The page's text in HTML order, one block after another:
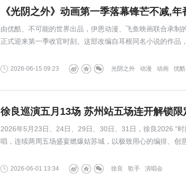
《光阴之外》动画第一季落幕锋芒不减,
由优酷、不可能的世界出品，伊恩动漫、飞鱼映画联合承制
正式迎来第一季收官时刻。这部改编自耳根同名小说的作品
流媒体的广泛认可，为国漫在题材拓维与文化表达上探出一
2026-06-15 09:23 优酷
动画
动漫
光阴之外
徐良巡演五月13场 苏州站五场连开解锁限
2026年5月23日、24日、29日、30日、31日，徐良2026 “
唱，连续两周五场盛宴燃爆姑苏城，以极致用心的编排、创
2026-06-01 13:34 演唱会
歌手
徐良